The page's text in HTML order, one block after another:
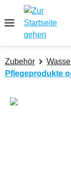
Zum Hauptinhalt
Zubehör
Pflegeprodukte
Bildergalerie